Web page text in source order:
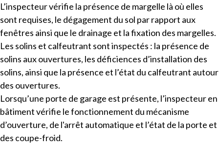
L’inspecteur vérifie la présence de margelle là où elles
sont requises, le dégagement du sol par rapport aux
fenêtres ainsi que le drainage et la fixation des margelles.
Les solins et calfeutrant sont inspectés : la présence de
solins aux ouvertures, les déficiences d’installation des
solins, ainsi que la présence et l’état du calfeutrant autour
des ouvertures.
Lorsqu’une porte de garage est présente, l’inspecteur en
bâtiment vérifie le fonctionnement du mécanisme
d’ouverture, de l'arrêt automatique et l’état de la porte et
des coupe-froid.